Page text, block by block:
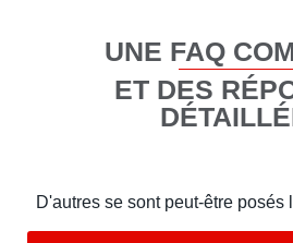
UNE FAQ
ET DES
D'autres se sont peut-être posés